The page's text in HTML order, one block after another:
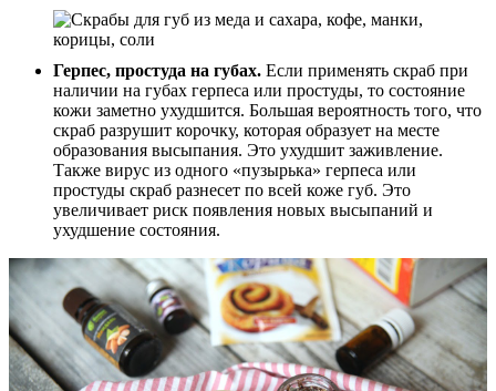
Герпес, простуда на губах. Если применять скраб при
наличии на губах герпеса или простуды, то состояние
кожи заметно ухудшится. Большая вероятность того, что
скраб разрушит корочку, которая образует на месте
образования высыпания. Это ухудшит заживление.
Также вирус из одного «пузырька» герпеса или
простуды скраб разнесет по всей коже губ. Это
увеличивает риск появления новых высыпаний и
ухудшение состояния.